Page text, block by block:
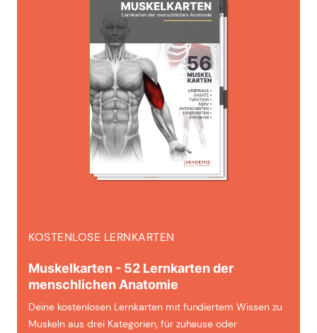
KOSTENLOSE LERNKARTEN
Muskelkarten - 52 Lernkarten der
menschlichen Anatomie
Deine kostenlosen Lernkarten mit fundiertem Wissen zu
Muskeln aus drei Kategorien, für zuhause oder